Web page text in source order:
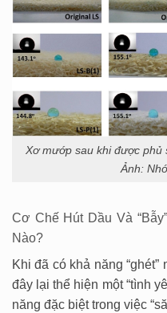
Xơ mướp sau khi được phủ
Ảnh:
Cơ Chế Hút Dầu Và
Nào?
Khi đã có khả năng “ghét”
đây lại thể hiện một “tình
năng đặc biệt trong việc